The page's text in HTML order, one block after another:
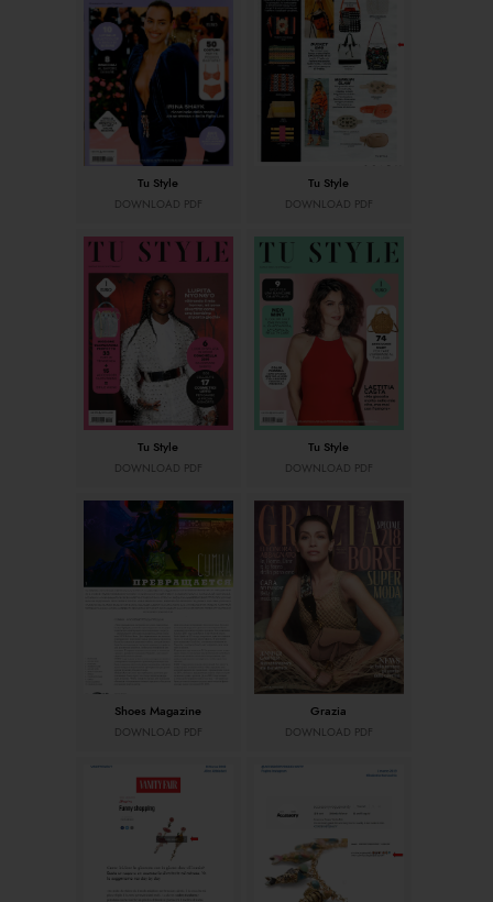
Tu Style
DOWNLOAD PDF
Tu Style
DOWNLOAD PDF
Tu Style
DOWNLOAD PDF
Tu Style
DOWNLOAD PDF
Shoes Magazine
DOWNLOAD PDF
Grazia
DOWNLOAD PDF